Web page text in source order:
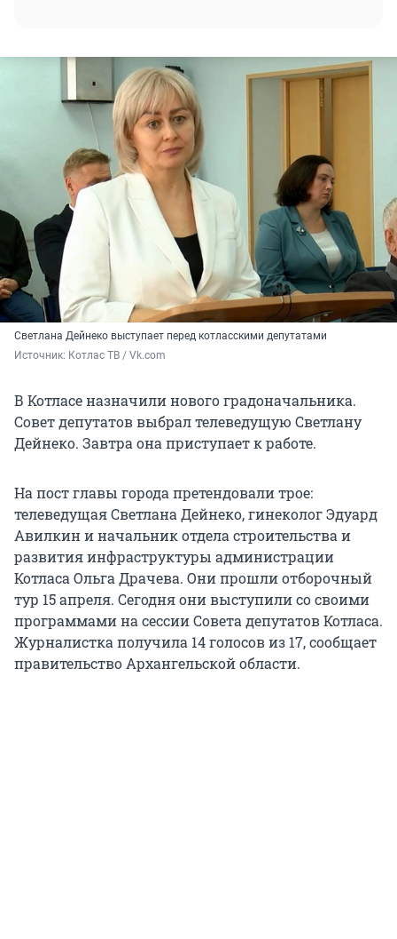
Светлана Дейнеко выступает перед котласскими депутатами
Источник: Котлас ТВ / Vk.com
В Котласе назначили нового градоначальника.
Совет депутатов выбрал телеведущую Светлану
Дейнеко. Завтра она приступает к работе.
На пост главы города претендовали трое:
телеведущая Светлана Дейнеко, гинеколог Эдуард
Авилкин и начальник отдела строительства и
развития инфраструктуры администрации
Котласа Ольга Драчева. Они прошли отборочный
тур 15 апреля. Сегодня они выступили со своими
программами на сессии Совета депутатов Котласа.
Журналистка получила 14 голосов из 17, сообщает
правительство Архангельской области.